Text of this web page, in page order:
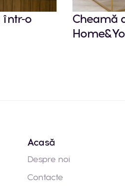
într-o
Cheamă
Acasă
Despre noi
Contacte